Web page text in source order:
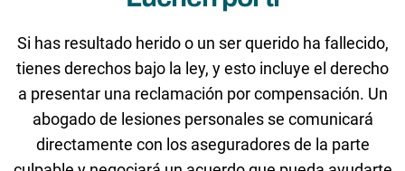
Si has resultado herido o un ser querido ha fallecido,
tienes derechos bajo la ley, y esto incluye el derecho
a presentar una reclamación por compensación. Un
abogado de lesiones personales se comunicará
directamente con los aseguradores de la parte